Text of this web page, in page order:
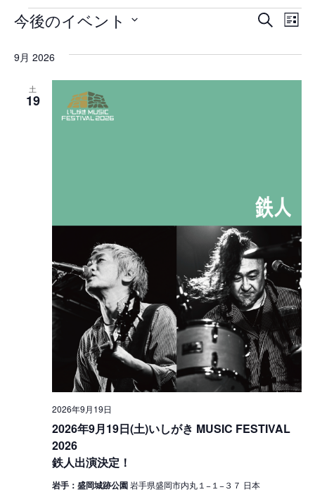
イ
ベ
ン
し
て
ナ
ビ
ゲ
ー
シ
ョ
ン
表
検索
イ
ゲ
ー
シ
ョ
ン
リス
今後のイベント
を
9月 2026
土
19
2026年9月19日(土)いしがき MUSIC FESTIVAL
2026
鉄人出演決定！
2026年9月19日
岩手：盛岡城跡公園岩手県盛岡市内丸１−１−３７ 日本